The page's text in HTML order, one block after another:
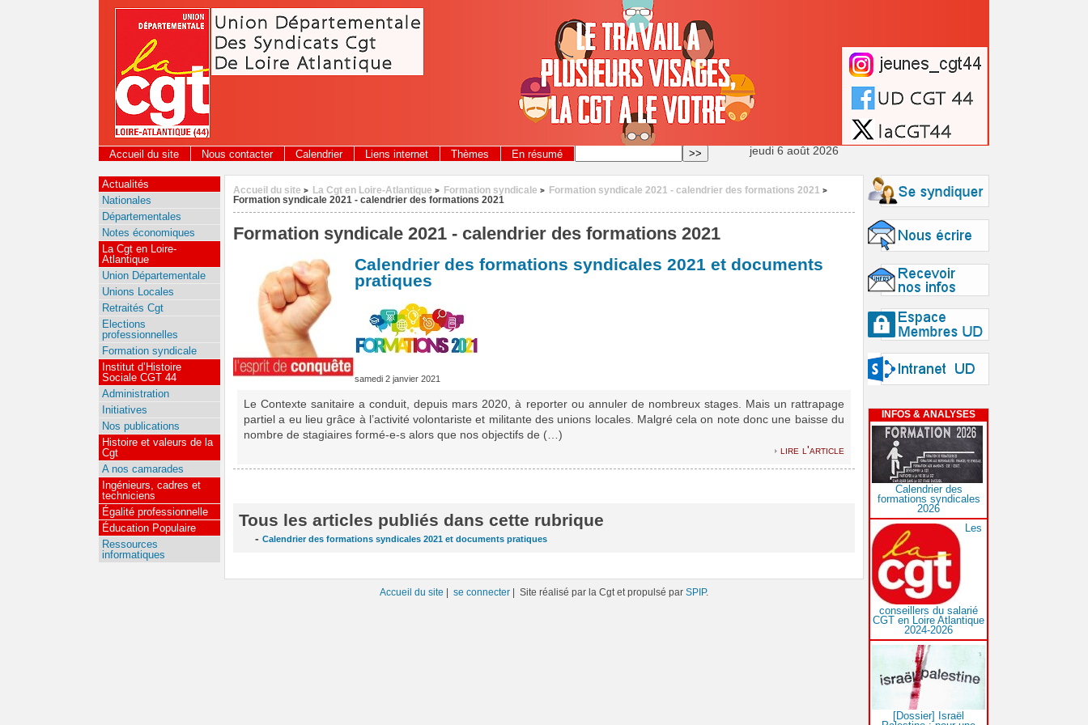
Panneau de gestion des cookies
Accueil du site Nous contacter Calendrier Liens internet Thèmes En résumé jeudi 6 août 2026
Accueil du site > La Cgt en Loire-Atlantique > Formation syndicale > Formation syndicale 2021 - calendrier des formations 2021 >
Formation syndicale 2021 - calendrier des formations 2021
Formation syndicale 2021 - calendrier des formations 2021
Calendrier des formations syndicales 2021 et documents
pratiques
samedi 2 janvier 2021
Le Contexte sanitaire a conduit, depuis mars 2020, à reporter ou annuler de nombreux stages. Mais un rattrapage
partiel a eu lieu grâce à l’activité volontariste et militante des unions locales. Malgré cela on note donc une baisse du
nombre de stagiaires formé-e-s alors que nos objectifs de (…)
lire l'article
Tous les articles publiés dans cette rubrique
- Calendrier des formations syndicales 2021 et documents pratiques
INFOS & ANALYSES
Calendrier des
formations syndicales
2026
Les
conseillers du salarié
CGT en Loire Atlantique
2024-2026
[Dossier] Israël
Actualités
Nationales
Départementales
Notes économiques
La Cgt en Loire-
Atlantique
Union Départementale
Unions Locales
Retraités Cgt
Elections
professionnelles
Formation syndicale
Institut d’Histoire
Sociale CGT 44
Administration
Initiatives
Nos publications
Histoire et valeurs de la
Cgt
A nos camarades
Ingénieurs, cadres et
techniciens
Égalité professionnelle
Éducation Populaire
Ressources
informatiques
Accueil du site | se connecter | Site réalisé par la Cgt et propulsé par SPIP.